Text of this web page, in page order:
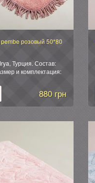
pembe розовый 50*80
Турция. Состав:
и комплектация:
880 грн